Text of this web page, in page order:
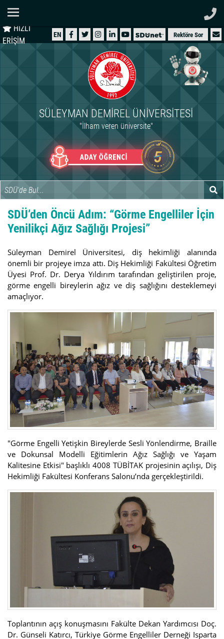
HIZLI
ERİŞİM
EN Rektöre Sor
SÜLEYMAN DEMIREL ÜNIVERSITESI
"İlham veren üniversite"
ÜNİVERSİTEMİZ
İDARİ
ARAŞTIRMA
INTERNATIONAL
SDÜ’den Öncü Adım: “Görme Engelliler İçin
Yenilikçi Ağız Sağlığı Projesi”
Süleyman Demirel Üniversitesi, diş hekimliği alanında
önemli bir projeye imza attı. Diş Hekimliği Fakültesi Öğretim
Üyesi Prof. Dr. Derya Yıldırım tarafından geliştirilen proje,
görme engelli bireylerin ağız ve diş sağlığını desteklemeyi
amaçlıyor.
"Görme Engelli Yetişkin Bireylerde Sesli Yönlendirme, Braille
ve Dokunsal Modelli Eğitimlerin Ağız Sağlığı ve Yaşam
Kalitesine Etkisi" başlıklı 4008 TÜBİTAK projesinin açılışı, Diş
Hekimliği Fakültesi Konferans Salonu’nda gerçekleştirildi.
Toplantının açış konuşmasını Fakülte Dekan Yardımcısı Doç.
Dr. Günseli Katırcı, Türkiye Görme Engelliler Derneği Isparta